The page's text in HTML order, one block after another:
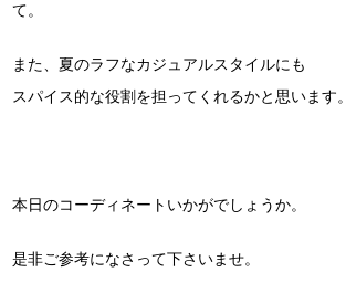
て。
また、夏のラフなカジュアルスタイルにも
スパイス的な役割を担ってくれるかと思います。
本日のコーディネートいかがでしょうか。
是非ご参考になさって下さいませ。